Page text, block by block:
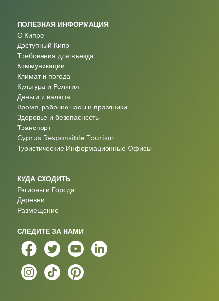
ПОЛЕЗНАЯ ИНФОРМАЦИЯ
О Кипре
Доступный Кипр
Требования для въезда
Коммуникации
Климат и погода
Культура и Религия
Деньги и валюта
Время, рабочие часы и праздники
Здоровье и безопасность
Транспорт
Cyprus Responsible Tourism
Туристические Информационные Oфисы
КУДА СХОДИТЬ
Регионы и Города
Деревни
Размещение
СЛЕДИТЕ ЗА НАМИ